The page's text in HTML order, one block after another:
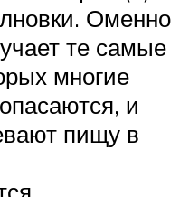
Оменно
те самые
многие
и
пищу в